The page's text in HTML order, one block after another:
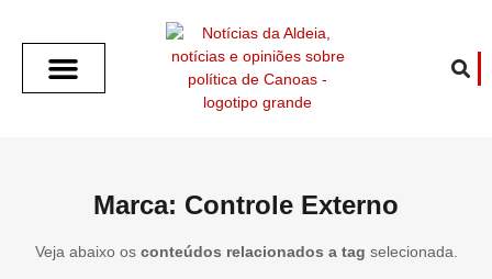
Marca: Controle Externo
Veja abaixo os conteúdos relacionados a tag selecionada.